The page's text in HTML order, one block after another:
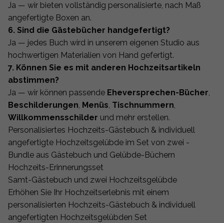
Ja — wir bieten vollständig personalisierte, nach Maß
angefertigte Boxen an.
6. Sind die Gästebücher handgefertigt?
Ja — jedes Buch wird in unserem eigenen Studio aus
hochwertigen Materialien von Hand gefertigt.
7. Können Sie es mit anderen Hochzeitsartikeln
abstimmen?
Ja — wir können passende Eheversprechen-Bücher,
Beschilderungen, Menüs, Tischnummern,
Willkommensschilder und mehr erstellen.
Personalisiertes Hochzeits-Gästebuch & individuell
angefertigte Hochzeitsgelübde im Set von zwei -
Bundle aus Gästebuch und Gelübde-Büchern
Hochzeits-Erinnerungsset
Samt-Gästebuch und zwei Hochzeitsgelübde
Erhöhen Sie Ihr Hochzeitserlebnis mit einem
personalisierten Hochzeits-Gästebuch & individuell
angefertigten Hochzeitsgelübden Set